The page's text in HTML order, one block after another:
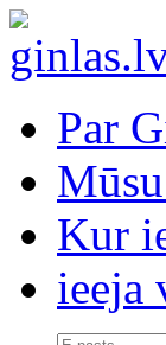
Par
Kur
ieeja